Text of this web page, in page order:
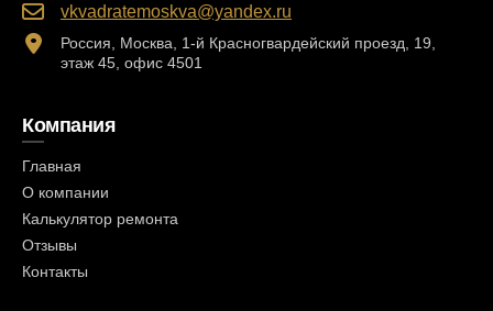
vkvadratemoskva@yandex.ru
Россия, Москва, 1-й Красногвардейский проезд, 19,
этаж 45, офис 4501
Компания
Главная
О компании
Калькулятор ремонта
Отзывы
Контакты